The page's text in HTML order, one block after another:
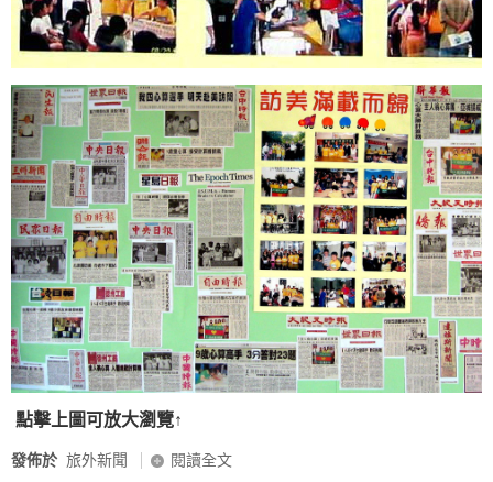
點擊上圖可放大瀏覽↑
發佈於 旅外新聞 閱讀全文